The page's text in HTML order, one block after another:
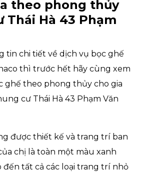
theo phong thủy
Thái Hà 43 Phạm
tin chi tiết về dịch vụ bọc ghế
thì trước hết hãy cùng xem
ghế theo phong thủy cho gia
cư Thái Hà 43 Phạm Văn
được thiết kế và trang trí ban
chị là toàn một màu xanh
tất cả các loại trang trí nhỏ